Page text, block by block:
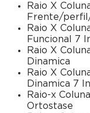
Raio X
Frente/
Raio X
Funcional 7
Raio X
Dinamica
Raio X
Dinamica 7
Raio-x
Ortostase